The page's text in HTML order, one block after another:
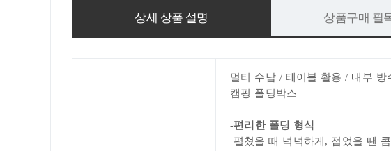
상세 상품 설명 상품구매 필
멀티 수납 / 테이블 활용 / 내부 방
캠핑 폴딩박스
-편리한 폴딩 형식
펼쳤을 때 넉넉하게 , 접었을 땐